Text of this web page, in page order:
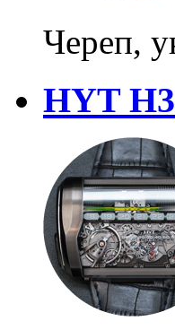
Череп,
HYT H3